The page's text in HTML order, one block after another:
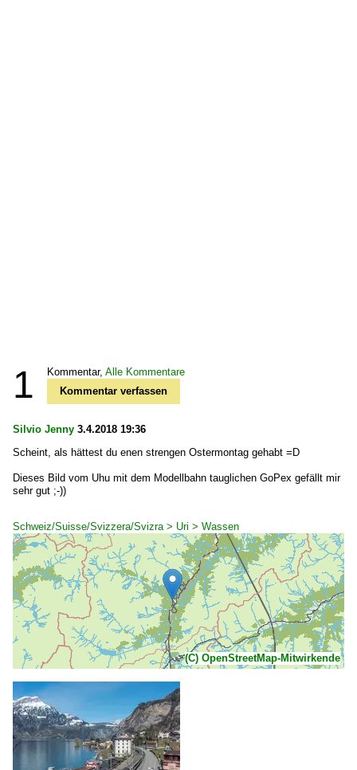
1 Kommentar, Alle Kommentare
Kommentar verfassen
Silvio Jenny 3.4.2018 19:36
Scheint, als hättest du enen strengen Ostermontag gehabt =D
Dieses Bild vom Uhu mit dem Modellbahn tauglichen GoPex gefällt mir
sehr gut ;-))
Schweiz/Suisse/Svizzera/Svizra > Uri > Wassen
(C) OpenStreetMap-Mitwirkende